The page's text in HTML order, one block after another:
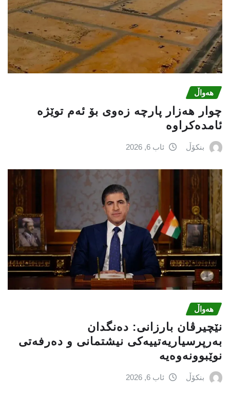
هەواڵ
چوار هەزار پارچە زەوی بۆ ئەم توێژە
ئامدەکراوە
بنکۆڵ ئاب 6, 2026
هەواڵ
نێچيرڤان بارزانى: دەنگدان
بەرپرسیاريه‌تییەکی نیشتمانى و دەرفەتی
نوێبوونەوەیە
بنکۆڵ ئاب 6, 2026